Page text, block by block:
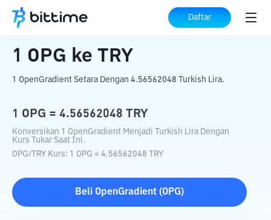
Daftar
Beranda Konverter Kripto ke TRY
1 OPG ke TRY
1 OpenGradient Setara Dengan 4.56562048 Turkish Lira.
1 OPG = 4.56562048 TRY
Konversikan 1 OpenGradient Menjadi Turkish Lira Dengan
Kurs Tukar Saat Ini.
OPG/ TRY Kurs: 1 OPG = 4.56562048 TRY
Beli OpenGradient (OPG)